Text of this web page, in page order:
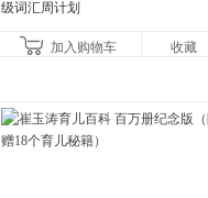
级词汇周计划
加入购物车 收藏